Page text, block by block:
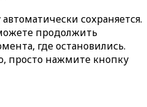
сохраняется.
продолжить
где остановились.
просто нажмите кнопку